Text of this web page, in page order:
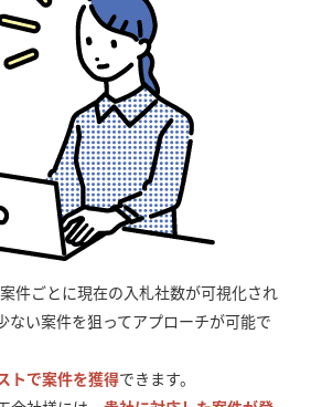
件ごとに現在の入札社数が可視化され
ない案件を狙ってアプローチが可能で
トで案件を獲得できます。